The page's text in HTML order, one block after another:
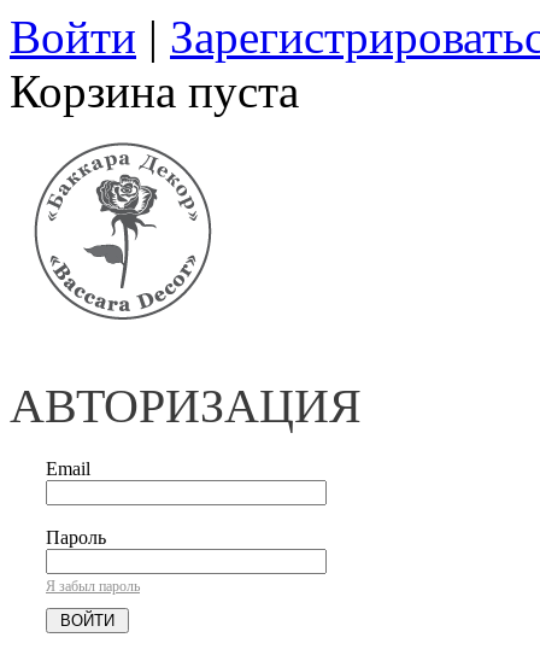
Войти |
Корзина пуста
АВТОРИЗАЦИЯ
Email
Пароль
Я забыл пароль